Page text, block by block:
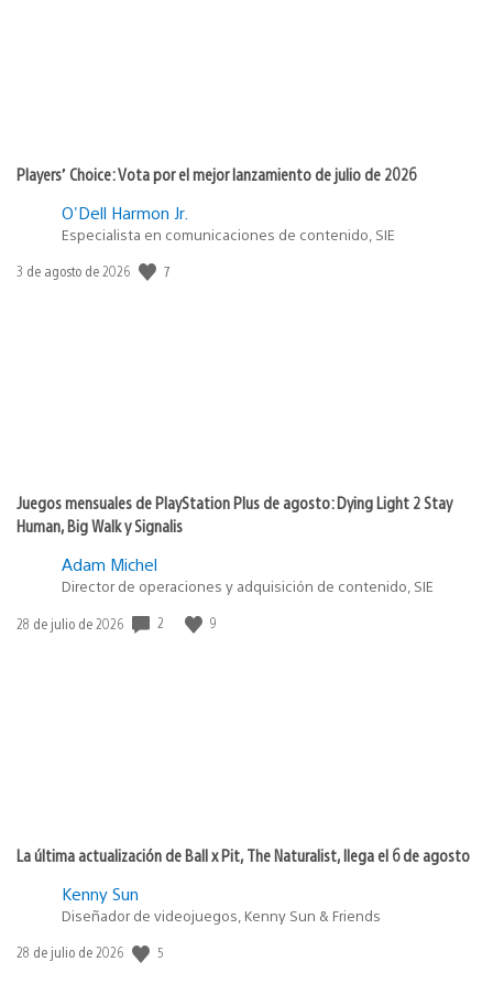
Players’ Choice: Vota por el mejor lanzamiento de julio de 2026
O'Dell Harmon Jr.
Especialista en comunicaciones de contenido, SIE
Fecha
3 de agosto de 2026 7
Juegos mensuales de PlayStation Plus de agosto: Dying Light 2 Stay
Human, Big Walk y Signalis
Adam Michel
Director de operaciones y adquisición de contenido, SIE
Fecha
28 de julio de 2026 2 9
La última actualización de Ball x Pit, The Naturalist, llega el 6 de agosto
Kenny Sun
Diseñador de videojuegos, Kenny Sun & Friends
Fecha
28 de julio de 2026 5